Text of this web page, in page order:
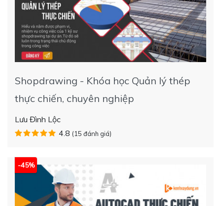
Shopdrawing - Khóa học Quản lý thép
thực chiến, chuyên nghiệp
Lưu Đình Lộc
4.8 (15 đánh giá)
-45%